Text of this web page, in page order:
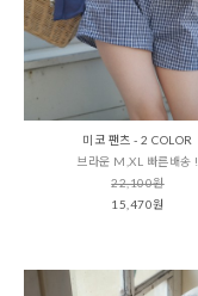
미코 팬츠 - 2 COLOR
브라운 M,XL 빠른배송 !
22,100원
15,470원